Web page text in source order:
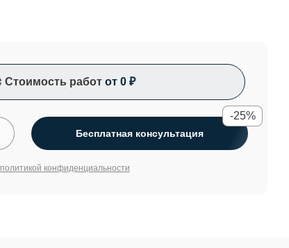
Стоимость работ от 0 ₽
Бесплатная консультация
-25%
политикой конфиденциальности